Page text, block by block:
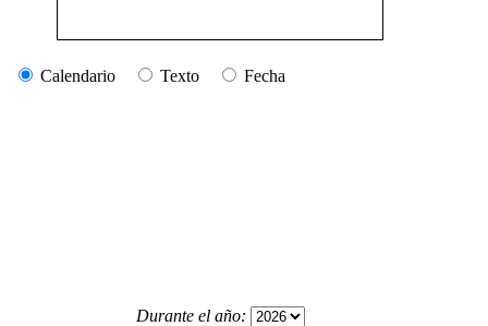
Calendario Texto Fecha
Durante el año: